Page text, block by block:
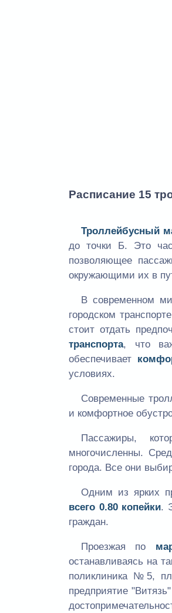
Расписание 15
Троллейбусный
до точки Б. Это
позволяющее
окружающими их в
В современном
городском
стоит отдать
транспорта, что
обеспечивает
условиях.
Современные
и комфортное
Пассажиры,
многочисленны.
города. Все они
Одним из ярких
всего 0.80 копейки.
граждан.
Проезжая по
останавливаясь на
поликлиника №5,
предприятие